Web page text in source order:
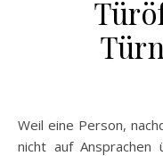
Weil eine Person, nachdem sie dem Hausnotruf betätigte,
nicht auf